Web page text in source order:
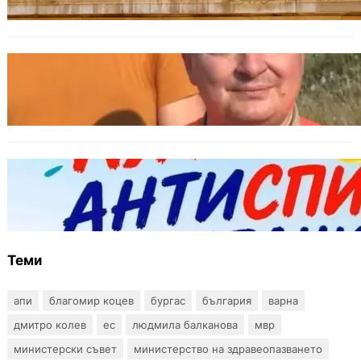
МЗХ: Ловните билети ще могат да се
издават онлайн
БЪЛГАРИЯ
Варна предлага безплатни и анонимни
тестове за ХИВ и други инфекции през
август
Теми
апи благомир коцев бургас българия
варна
дмитро колев
ес людмила балканова
мвр
министерски съвет
министерство на здравеопазването